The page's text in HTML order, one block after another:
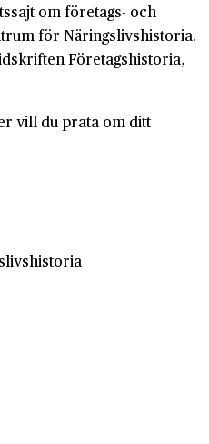
om företags- och
för Näringslivshistoria.
Företagshistoria,
vill du prata om ditt